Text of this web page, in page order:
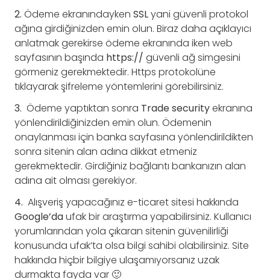
2. Ödeme ekranındayken SSLyani güvenli protokol
ağına girdiğinizden emin olun. Biraz daha açıklayıcı
anlatmak gerekirse ödeme ekranında iken web
sayfasının başında https:// güvenli ağ simgesini
görmeniz gerekmektedir. Https protokolüne
tıklayarak şifreleme yöntemlerini görebilirsiniz.
3. Ödeme yaptıktan sonra Tradesecurityekranına
yönlendirildiğinizden emin olun. Ödemenin
onaylanması için banka sayfasına yönlendirildikten
sonra sitenin alan adına dikkat etmeniz
gerekmektedir. Girdiğiniz bağlantı bankanızın alan
adına ait olması gerekiyor.
4. Alışveriş yapacağınız e-ticaret sitesi hakkında
Google’daufak bir araştırma yapabilirsiniz. Kullanıcı
yorumlarından yola çıkaran sitenin güvenilirliği
konusunda ufak’ta olsa bilgi sahibi olabilirsiniz. Site
hakkında hiçbir bilgiye ulaşamıyorsanız uzak
durmakta fayda var 🙂